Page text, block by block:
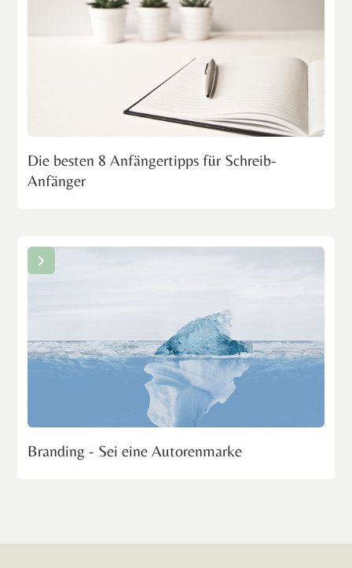
Die besten 8 Anfängertipps für Schreib-
Anfänger
Branding - Sei eine Autorenmarke